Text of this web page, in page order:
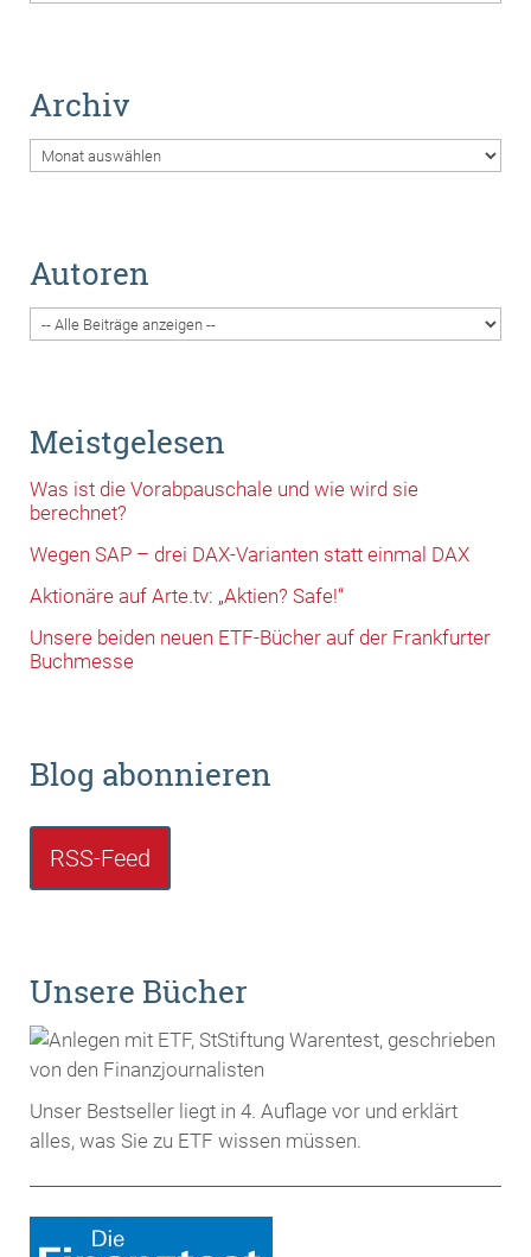
Archiv
Archiv
Autoren
Meistgelesen
Was ist die Vorabpauschale und wie wird sie
berechnet?
Wegen SAP – drei DAX-Varianten statt einmal DAX
Aktionäre auf Arte.tv: „Aktien? Safe!“
Unsere beiden neuen ETF-Bücher auf der Frankfurter
Buchmesse
Blog abonnieren
RSS-Feed
Unsere Bücher
Unser Bestseller liegt in 4. Auflage vor und erklärt
alles, was Sie zu ETF wissen müssen.